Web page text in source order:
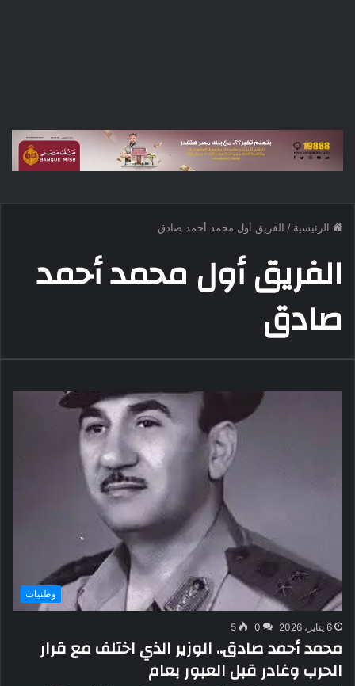
الرئيسية / الفريق أول محمد أحمد صادق
الفريق أول محمد أحمد
صادق
وطنيات
6 يناير، 2026 0
5
محمد أحمد صادق.. الوزير الذي اختلف مع قرار
الحرب وغادر قبل العبور بعام